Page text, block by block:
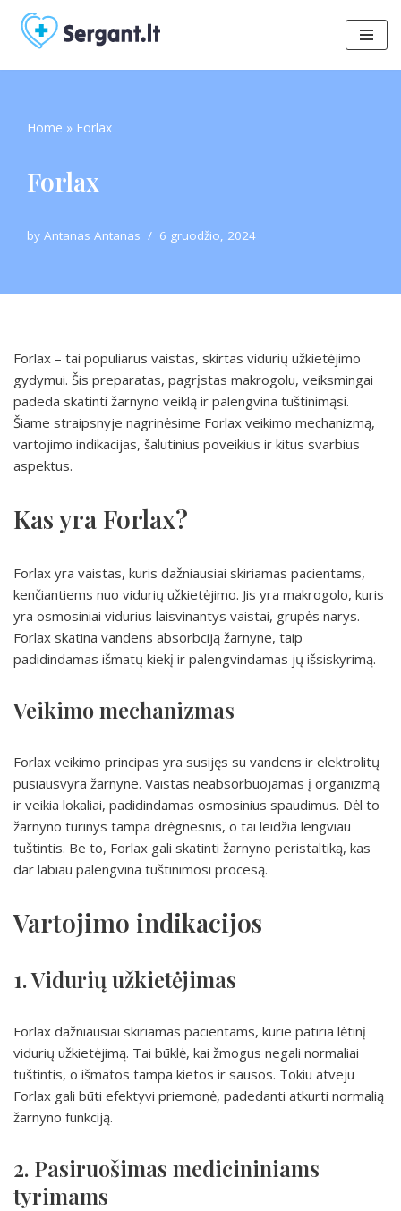
Skip
to
Home » Forlax
Forlax
by Antanas Antanas 6 gruodžio, 2024
Forlax – tai populiarus vaistas, skirtas vidurių užkietėjimo
gydymui. Šis preparatas, pagrįstas makrogolu, veiksmingai
padeda skatinti žarnyno veiklą ir palengvina tuštinimąsi.
Šiame straipsnyje nagrinėsime Forlax veikimo mechanizmą,
vartojimo indikacijas, šalutinius poveikius ir kitus svarbius
aspektus.
Kas yra Forlax?
Forlax yra vaistas, kuris dažniausiai skiriamas pacientams,
kenčiantiems nuo vidurių užkietėjimo. Jis yra makrogolo, kuris
yra osmosiniai vidurius laisvinantys vaistai, grupės narys.
Forlax skatina vandens absorbciją žarnyne, taip
padidindamas išmatų kiekį ir palengvindamas jų išsiskyrimą.
Veikimo mechanizmas
Forlax veikimo principas yra susijęs su vandens ir elektrolitų
pusiausvyra žarnyne. Vaistas neabsorbuojamas į organizmą
ir veikia lokaliai, padidindamas osmosinius spaudimus. Dėl to
žarnyno turinys tampa drėgnesnis, o tai leidžia lengviau
tuštintis. Be to, Forlax gali skatinti žarnyno peristaltiką, kas
dar labiau palengvina tuštinimosi procesą.
Vartojimo indikacijos
1. Vidurių užkietėjimas
Forlax dažniausiai skiriamas pacientams, kurie patiria lėtinį
vidurių užkietėjimą. Tai būklė, kai žmogus negali normaliai
tuštintis, o išmatos tampa kietos ir sausos. Tokiu atveju
Forlax gali būti efektyvi priemonė, padedanti atkurti normalią
žarnyno funkciją.
2. Pasiruošimas medicininiams
tyrimams